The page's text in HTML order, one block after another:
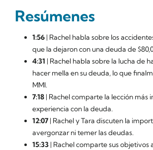
Resúmenes
1:56 | Rachel habla sobre los
que la dejaron con una deuda de
4:31 | Rachel habla sobre la lucha de
hacer mella en su deuda, lo que
MMI.
7:18 | Rachel comparte la lección más
experiencia con la deuda.
12:07 | Rachel y Tara discuten la
avergonzar ni temer las deudas.
15:33 | Rachel comparte sus objetivos